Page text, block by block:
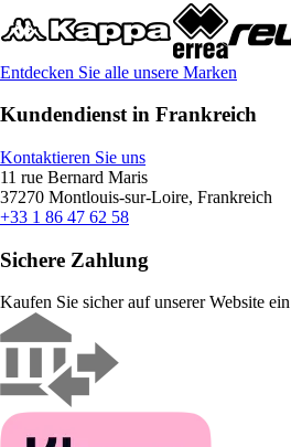
Entdecken Sie alle unsere Marken
Kundendienst in Frankreich
Kontaktieren Sie uns
11 rue Bernard Maris
37270 Montlouis-sur-Loire, Frankreich
+33 1 86 47 62 58
Sichere Zahlung
Kaufen Sie sicher auf unserer Website ein